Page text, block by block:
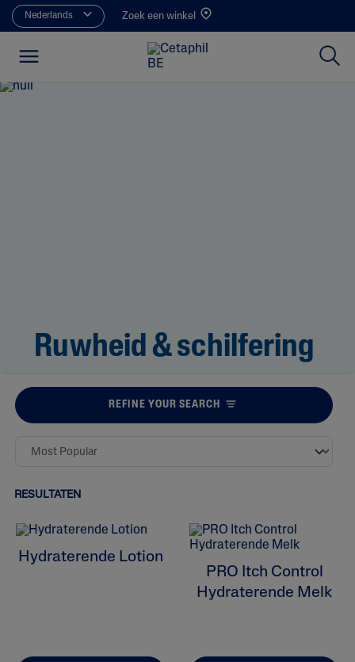
Nederlands Zoek een winkel
Ruwheid & schilfering
REFINE YOUR SEARCH
RESULTATEN
Hydraterende Lotion
PRO Itch Control
Hydraterende Melk